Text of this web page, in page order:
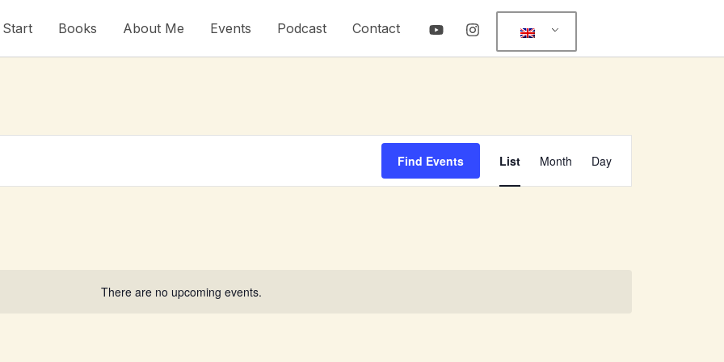
Start Books About Me Events Podcast Contact
There are no upcoming events.
Find Events
Views
Navigation
List Month Day